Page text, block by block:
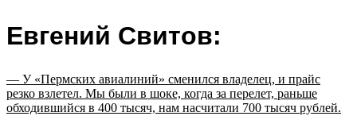
Евгений Свитов:
— У «Пермских авиалиний» сменился владелец, и прайс
резко взлетел. Мы были в шоке, когда за перелет, раньше
обходившийся в 400 тысяч, нам насчитали 700 тысяч рублей.